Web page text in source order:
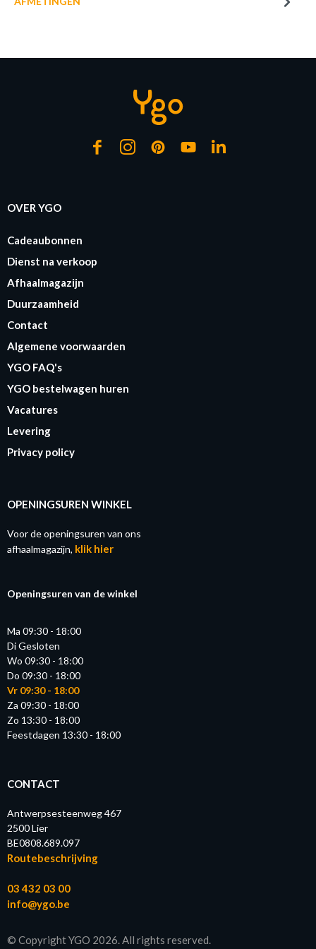
KUSSEN BEERTJE GRIJS
Prijs per stuk, incl. btw en excl. verzendkosten
OVER YGO
Cadeaubonnen
Dienst na verkoop
Afhaalmagazijn
Duurzaamheid
Contact
Algemene voorwaarden
YGO FAQ's
YGO bestelwagen huren
Vacatures
Levering
Privacy policy
OPENINGSUREN WINKEL
Voor de openingsuren van ons
afhaalmagazijn, klik hier
Openingsuren van de winkel
Ma 09:30 - 18:00
Di Gesloten
Wo 09:30 - 18:00
Do 09:30 - 18:00
Vr 09:30 - 18:00
Za 09:30 - 18:00
Zo 13:30 - 18:00
Feestdagen 13:30 - 18:00
CONTACT
Antwerpsesteenweg 467
2500 Lier
BE0808.689.097
Routebeschrijving
03 432 03 00
info@ygo.be
© Copyright YGO 2026. All rights reserved.